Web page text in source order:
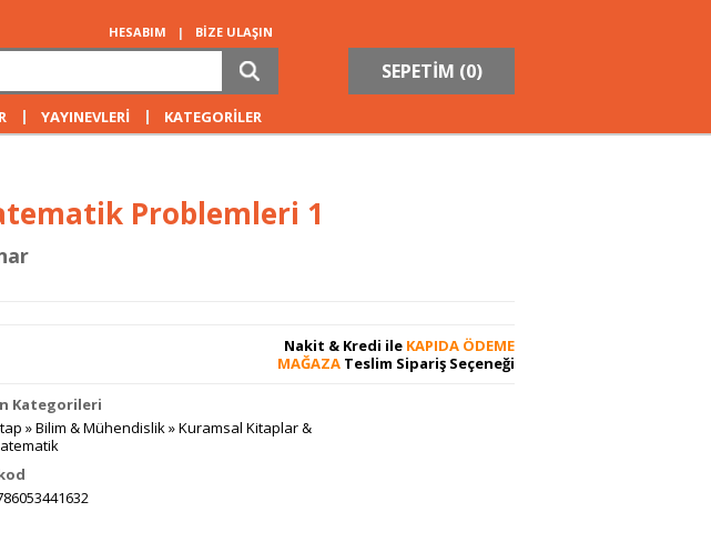
HESABIM | BİZE ULAŞIN
SEPETİM (0)
| YAYINEVLERİ | KATEGORİLER
Problemleri 1
Nakit & Kredi ile KAPIDA ÖDEME
MAĞAZA Teslim Sipariş Seçeneği
Kategorileri
»Bilim & Mühendislik»Kuramsal Kitaplar &